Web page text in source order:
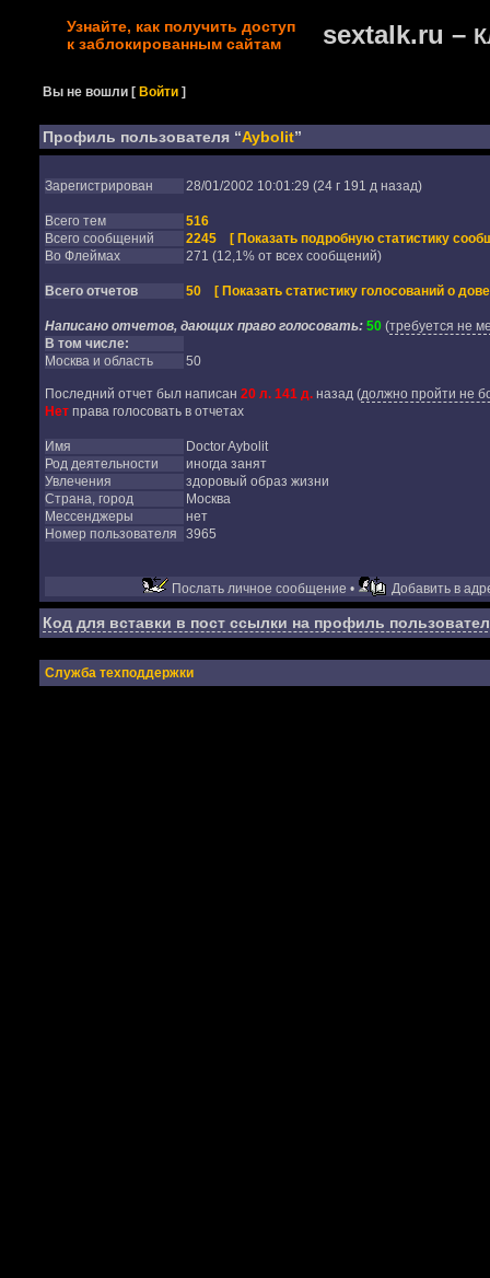
Узнайте, как получить доступ
к заблокированным сайтам
sextalk.ru –
Вы не вошли [Войти ]
Профиль пользователя “Aybolit”
Зарегистрирован 28/01/2002 10:01:29 (24 г 191 д назад)
Всего тем
516
Всего сообщений
2245
[ Показать подробную статистику
Во Флеймах
271 (12,1% от всех сообщений)
Всего отчетов 50 [ Показать статистику голосований о
Написано отчетов, дающих право голосовать: 50(требуется не
В том числе:
Москва и область
50
Последний отчет был написан 20 л. 141 д.назад(должно пройти не
Нетправа голосовать в отчетах
Имя
Doctor Aybolit
Род деятельности
иногда занят
Увлечения
здоровый образ жизни
Страна, город
Москва
Мессенджеры
нет
Номер пользователя
3965
Послать личное сообщение • Добавить в
Код для вставки в пост ссылки на профиль
Служба техподдержки